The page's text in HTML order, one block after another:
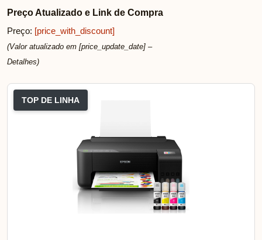
Preço Atualizado e Link de Compra
Preço: [price_with_discount]
(Valor atualizado em [price_update_date] –
Detalhes)
TOP DE LINHA